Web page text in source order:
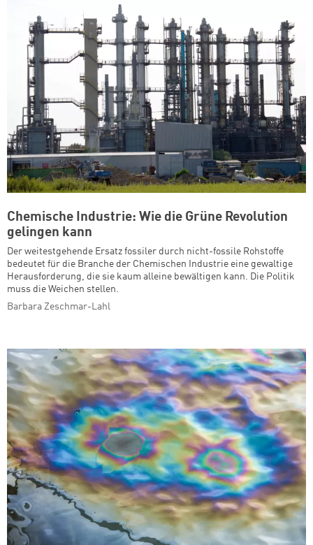
Chemische Industrie: Wie die Grüne Revolution
gelingen kann
Der weitestgehende Ersatz fossiler durch nicht-fossile Rohstoffe
bedeutet für die Branche der Chemischen Industrie eine gewaltige
Herausforderung, die sie kaum alleine bewältigen kann. Die Politik
muss die Weichen stellen.
Barbara Zeschmar-Lahl